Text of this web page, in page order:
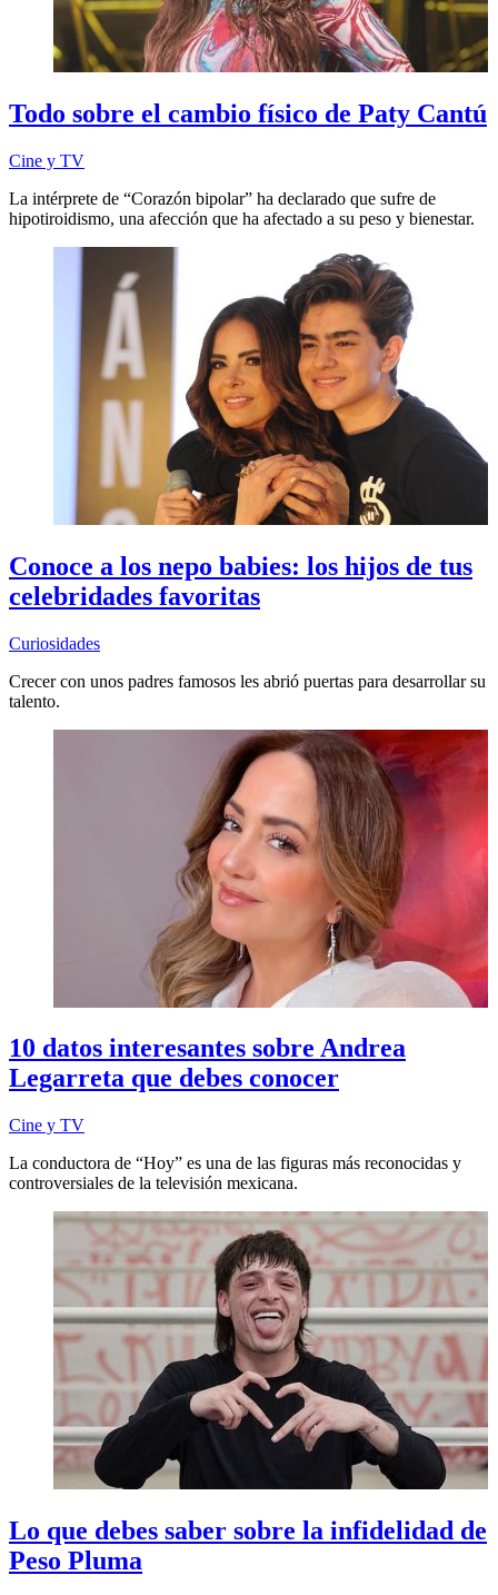
Todo sobre el cambio físico de Paty Cantú
Cine y TV
La intérprete de “Corazón bipolar” ha declarado que sufre de
hipotiroidismo, una afección que ha afectado a su peso y bienestar.
Conoce a los nepo babies: los hijos de tus
celebridades favoritas
Curiosidades
Crecer con unos padres famosos les abrió puertas para desarrollar su
talento.
10 datos interesantes sobre Andrea
Legarreta que debes conocer
Cine y TV
La conductora de “Hoy” es una de las figuras más reconocidas y
controversiales de la televisión mexicana.
Lo que debes saber sobre la infidelidad de
Peso Pluma